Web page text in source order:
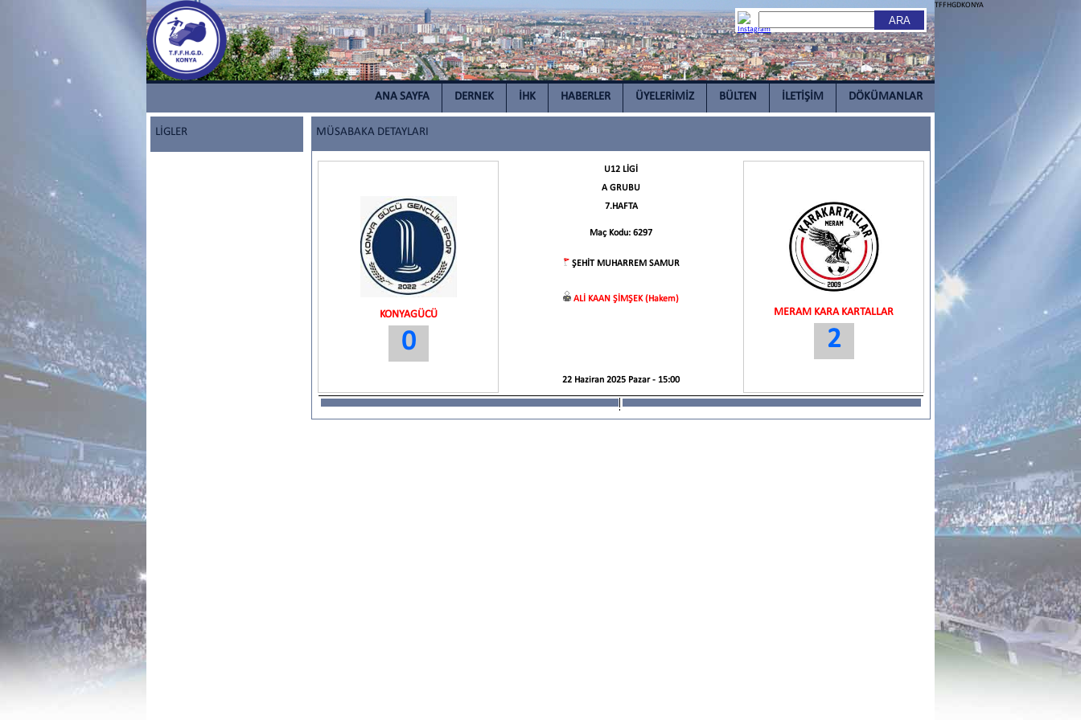
ANA SAYFA DERNEK İHK HABERLER ÜYELERİMİZ BÜLTEN İLETİŞİM DÖKÜMANLAR
LİGLER MÜSABAKA DETAYLARI
KONYAGÜCÜ
0
U12 LİGİ
A GRUBU
7.HAFTA
Maç Kodu: 6297
ŞEHİT MUHARREM SAMUR
ALİ KAAN ŞİMŞEK (Hakem)
22 Haziran 2025 Pazar - 15:00
MERAM KARA KARTALLAR
2
TFFHGDKONYA